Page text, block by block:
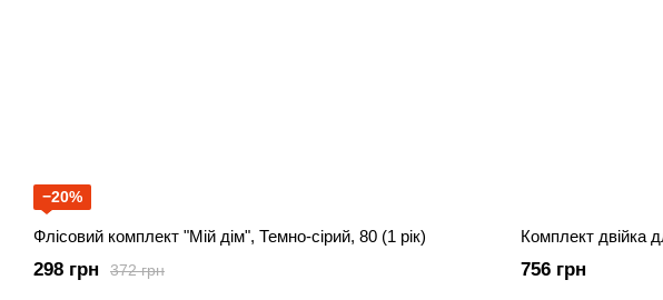
−20%
Флісовий комплект "Мій дім", Темно-сірий, 80 (1 рік)
372 грн
298 грн
Комплект двійка
756 грн